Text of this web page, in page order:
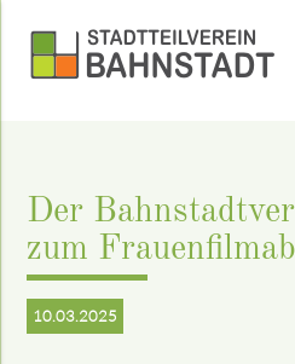
Der
zum
10.03.2025